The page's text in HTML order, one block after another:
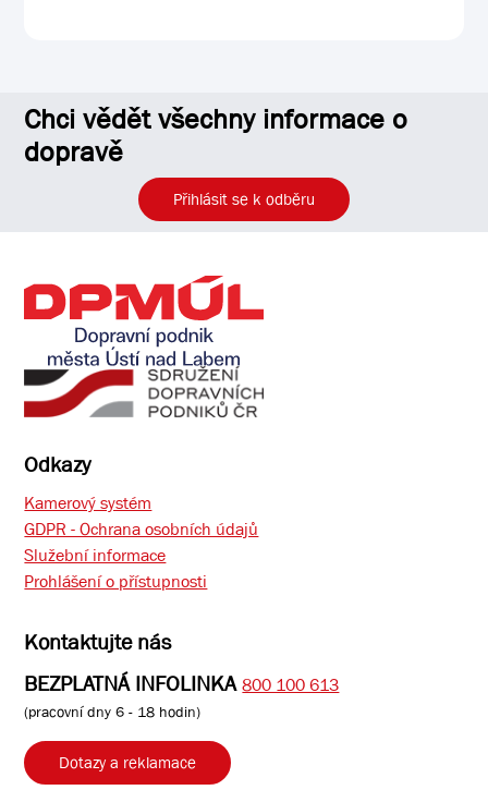
Chci vědět všechny informace o
dopravě
Přihlásit se k odběru
Odkazy
Kamerový systém
GDPR - Ochrana osobních údajů
Služební informace
Prohlášení o přístupnosti
Kontaktujte nás
BEZPLATNÁ INFOLINKA 800 100 613
(pracovní dny 6 - 18 hodin)
Dotazy a reklamace